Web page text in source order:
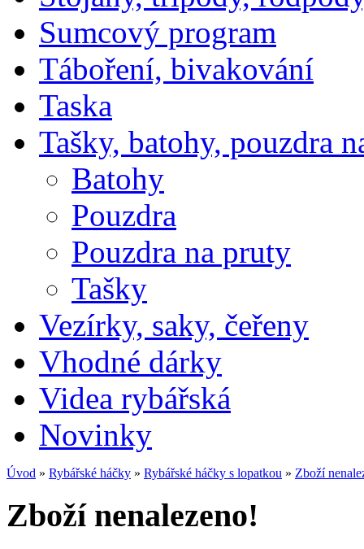
Sumcový program
Táboření, bivakování
Taska
Tašky, batohy, pouzdra
Batohy
Pouzdra
Pouzdra na pruty
Tašky
Vezírky, saky, čeřeny
Vhodné dárky
Videa rybářská
Novinky
Úvod » Rybářské háčky » Rybářské háčky s lopatkou » Zboží
Zboží nenalezeno!